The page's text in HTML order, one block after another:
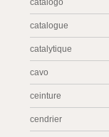
catalogo
catalogue
catalytique
cavo
ceinture
cendrier